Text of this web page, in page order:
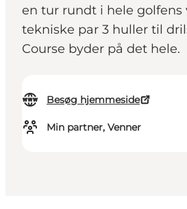
en tur rundt i hele golfens
tekniske par 3 huller til
Course byder på det hele.
Besøg hjemmeside
Min partner, Venner